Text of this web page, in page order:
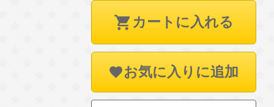
カートに入れる
お気に入りに追加